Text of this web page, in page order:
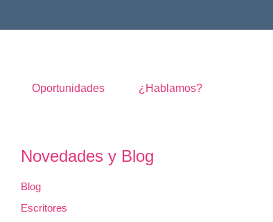
Oportunidades ¿Hablamos?
Novedades y Blog
Blog
Escritores